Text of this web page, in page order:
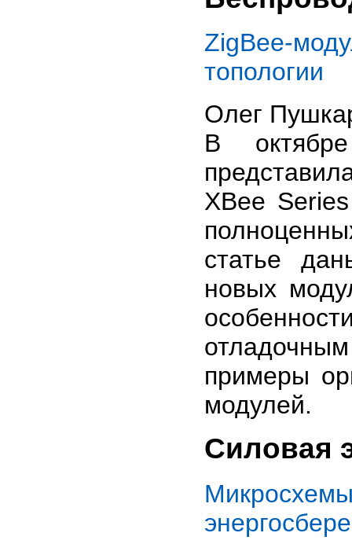
ZigBee-
топологии
Олег
В
XBee
статье
новых
примеры
модулей.
Силовая